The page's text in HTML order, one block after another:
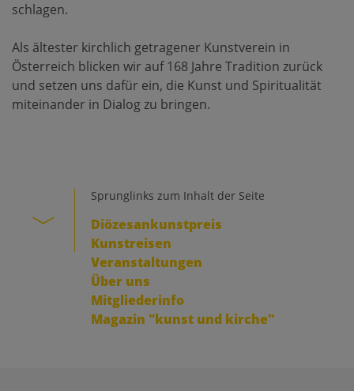
schlagen.
Als ältester kirchlich getragener Kunstverein in
Österreich blicken wir auf 168 Jahre Tradition zurück
und setzen uns dafür ein, die Kunst und Spiritualität
miteinander in Dialog zu bringen.
Sprunglinks zum Inhalt der Seite
Diözesankunstpreis
Kunstreisen
Veranstaltungen
Über uns
Mitgliederinfo
Magazin "kunst und kirche"